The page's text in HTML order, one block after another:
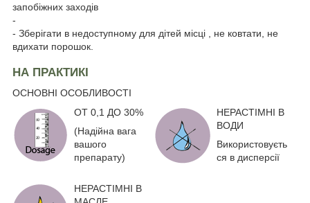
запобіжних заходів
-
- Зберігати в недоступному для дітей місці , не ковтати, не
вдихати порошок.
НА ПРАКТИКІ
ОСНОВНІ ОСОБЛИВОСТІ
ОТ 0,1 ДО 30%
(Надійна вага
вашого
препарату)
НЕРАСТІМНІ В
ВОДИ
Використовуєть
ся в дисперсії
НЕРАСТІМНІ В